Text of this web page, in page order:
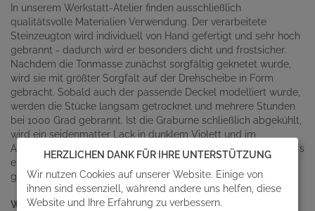
In unserem Werkstatt-Atelier finden ausschließlich
qualitätsvolle Materialien Verwendung. Der verarbeitete
Steinzeugton wird individuell von Hand gefertigt und sehr hoch
gebrannt - dadurch wird er besonders dicht und frostsicher.
Nachdem die Tonmasse zunächst sorgfältig geknetet wurde,
wird sie mit größter Sorgfalt auf der Drehscheibe in Form
gebracht. Sobald auch der passende Deckel modelliert wurde,
werden die Stücke langsam getrocknet und mehrere Stunden
bei 1000 Grad gebrannt. Ist die Graburne schließlich abgekühlt,
wird ein seidenmatter Lack in dunklem Violett und im
Anschluss ein bedeutungsvolles Herz von Hand aufgetragen. Es
entsteht ein individuelles Schmuckstück mit einem besonders
geschmackvollen Erscheinungsbild.
Wichtige Fragen
HERZLICHEN DANK FÜR IHRE UNTERSTÜTZUNG
Wir nutzen Cookies auf unserer Website. Einige von
ihnen sind essenziell, während andere uns helfen, diese
Website und Ihre Erfahrung zu verbessern.